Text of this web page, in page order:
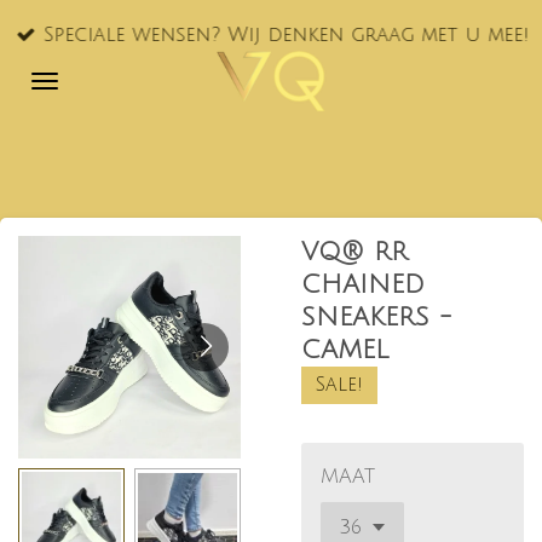
Ga
naar
Speciale wensen? Wij denken graag met u mee!
VQ® RR
CHAINED
SNEAKERS -
CAMEL
Sale!
MAAT